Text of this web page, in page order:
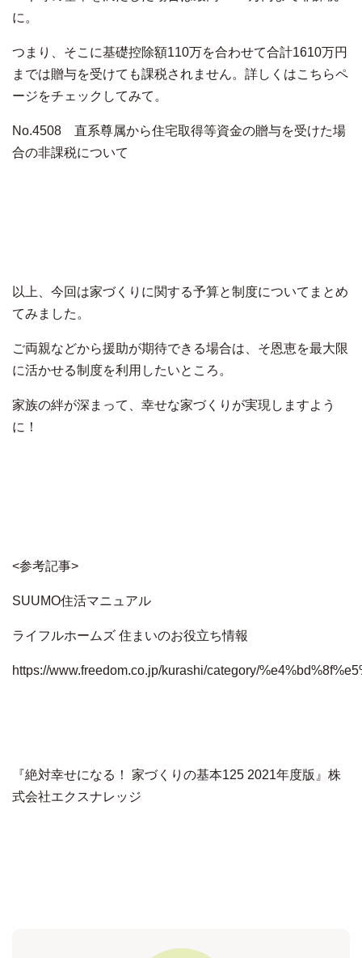
に。
つまり、そこに基礎控除額110万を合わせて合計1610万円
までは贈与を受けても課税されません。詳しくはこちらペ
ージをチェックしてみて。
No.4508 直系尊属から住宅取得等資金の贈与を受けた場
合の非課税について
以上、今回は家づくりに関する予算と制度についてまとめ
てみました。
ご両親などから援助が期待できる場合は、そ恩恵を最大限
に活かせる制度を利用したいところ。
家族の絆が深まって、幸せな家づくりが実現しますよう
に！
<参考記事>
SUUMO住活マニュアル
ライフルホームズ 住まいのお役立ち情報
https://www.freedom.co.jp/kurashi/category/
『絶対幸せになる！ 家づくりの基本125 2021年度版』株
式会社エクスナレッジ